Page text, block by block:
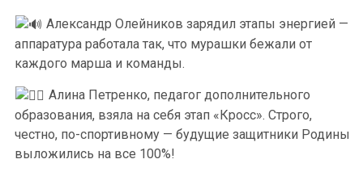
Александр Олейников зарядил этапы энергией —
аппаратура работала так, что мурашки бежали от
каждого марша и команды.
Алина Петренко, педагог дополнительного
образования, взяла на себя этап «Кросс». Строго,
честно, по-спортивному — будущие защитники Родины
выложились на все 100%!